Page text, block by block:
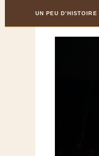
Content
la
UN PEU D'HISTOIRE